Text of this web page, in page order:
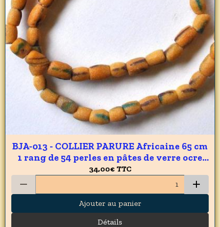
BJA-013 - COLLIER PARURE Africaine 65 cm
1 rang de 54 perles en pâtes de verre ocre
du GHANA 9 x 10 mm - 340 carats 68 gr
34,00€ TTC
Ajouter au panier
Détails